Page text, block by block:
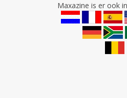
Maxazine is er ook